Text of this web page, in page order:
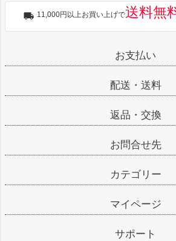
11,000円以上お買い上げで送料無
お支払い
配送・送料
返品・交換
お問合せ先
カテゴリー
マイページ
サポート